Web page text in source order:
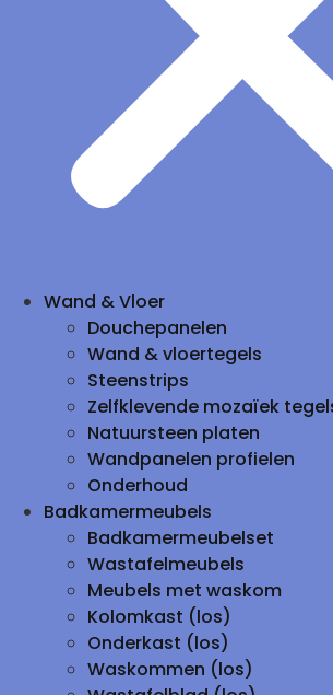
Wand & Vloer
Douchepanelen
Wand & vloertegels
Steenstrips
Zelfklevende mozaïek
Natuursteen platen
Wandpanelen profielen
Onderhoud
Badkamermeubels
Badkamermeubelset
Wastafelmeubels
Meubels met waskom
Kolomkast (los)
Onderkast (los)
Waskommen (los)